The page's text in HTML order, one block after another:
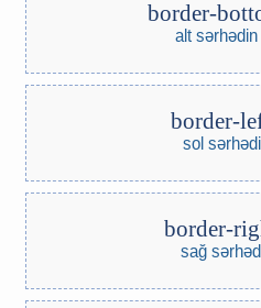
border-
alt sərhədin
border-
sol
border-
sağ